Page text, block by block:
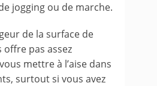
jogging ou de marche.
de la surface de
offre pas assez
mettre à l’aise dans
surtout si vous avez